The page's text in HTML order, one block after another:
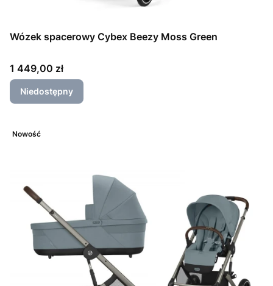
Wózek spacerowy Cybex Beezy Moss Green
Cena
1 449,00 zł
Niedostępny
Nowość